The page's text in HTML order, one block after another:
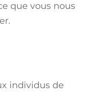
que vous nous
individus de